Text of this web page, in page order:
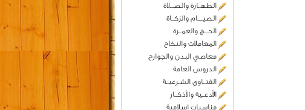
الطهــارة والصـــلاة
الصيــــام والزكــاة
الحـــج والعمــرة
المعاملات والنكاح
معاصي البدن والجوارح
الدروس العامة
الفتــاوى الشـرعيــة
الأدعــية والأذكــار
مناسبات اسلامية